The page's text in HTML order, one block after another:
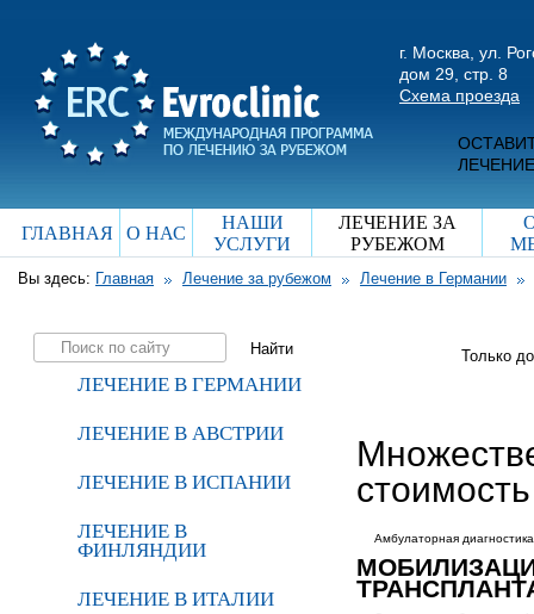
г. Москва, ул.
дом 29, стр. 8
Схема проезда
ГЛАВНАЯ О НАС
НАШИ
УСЛУГИ
ЛЕЧЕНИЕ ЗА
РУБЕЖОМ
Вы здесь: Главная Лечение за рубежом Лечение в Германии
ЛЕЧЕНИЕ В ГЕРМАНИИ
ЛЕЧЕНИЕ В АВСТРИИ
ЛЕЧЕНИЕ В ИСПАНИИ
ЛЕЧЕНИЕ В
ФИНЛЯНДИИ
ЛЕЧЕНИЕ В ИТАЛИИ
Только
Амбулаторная